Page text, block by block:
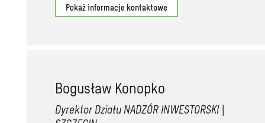
Pokaż informacje kontaktowe
Bogusław Konopko
Dyrektor Działu NADZÓR INWESTORSKI |